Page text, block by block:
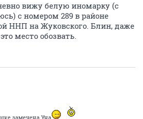
вижу белую иномарку (с
с номером 289 в районе
ННП на Жуковского. Блин, даже
место обозвать.
замечена Уна